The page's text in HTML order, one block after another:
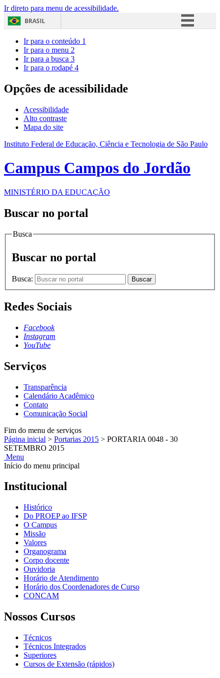
Ir direto para menu de acessibilidade.
BRASIL
Acesso à informação
Ir para o conteúdo 1
Ir para o menu 2
Ir para a busca 3
Ir para o rodapé 4
Opções de acessibilidade
Acessibilidade
Alto contraste
Mapa do site
Instituto Federal de Educação, Ciência e Tecnologia de São Paulo
Campus Campos do Jordão
MINISTÉRIO DA EDUCAÇÃO
Buscar no portal
Busca
Buscar no portal
Busca: Buscar
Redes Sociais
Facebook
Instagram
YouTube
Serviços
Transparência
Calendário Acadêmico
Contato
Comunicação Social
Fim do menu de serviços
Página inicial > Portarias 2015 > PORTARIA 0048 - 30
SETEMBRO 2015
Menu
Início do menu principal
Institucional
Histórico
Do PROEP ao IFSP
O Campus
Missão
Valores
Organograma
Corpo docente
Ouvidoria
Horário de Atendimento
Horário dos Coordenadores de Curso
CONCAM
Nossos Cursos
Técnicos
Técnicos Integrados
Superiores
Cursos de Extensão (rápidos)